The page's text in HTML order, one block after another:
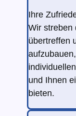
Ihre
Wir streben
übertreffen
und Ihnen
bieten.